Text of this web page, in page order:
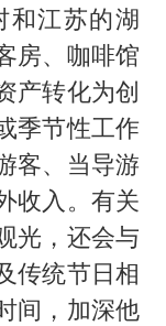
和江苏的湖
房、咖啡馆
产转化为创
季节性工作
客、当导游
收入。有关
光，还会与
传统节日相
间，加深他